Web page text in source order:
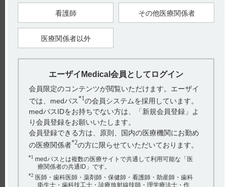
インタビューフォームの項目別副作用発現頻度及び臨床検査値
異常には、以下の記載があります。
■項目別副作用発現頻度及び臨床検査値異常一覧（引用2）
総症例4,273例中、194例（4.54％）の副作用が報告された。主
な副作用は薬疹63件（1.47％）、悪心・嘔気42件（0.98％）、
胸やけ13件（0.3％）、腹部膨満感12件（0.28％）であった。
本剤に起因すると思われる臨床検査値への変動は認められなか
【引用】
1）コスパノン錠40mg・80mg コスパノンカプセル40mg 電子添
文 2023年9月改訂（第1版） 11..副作用
2）コスパノン錠40mg・80mg コスパノンカプセル40mg インタ
ビューフォーム 2024年2月改訂（第9版） VIII．安全性
（使用上の注意等）に関する項目 8.副作用
2024年10月
看護師 その他医療関係者
医療関係者以外
エーザイMedical会員としてログイン
会員限定のコンテンツが閲覧いただけます。エーザイ
では、medパス*1の会員システムを採用しています。
medパスIDをお持ちでない方は、「新規会員登録」よ
り会員登録をお願いいたします。
会員登録できる方は、原則、国内の医療機関にお勤め
の医療関係者*2の方に限らせていただいております。
*1 medパスとは複数の医療サイトで共通して利用可能な「医
療関係者の共通ID」です。
*2 医師・歯科医師・薬剤師・保健師・看護師・助産師・歯科
衛生士・歯科技工士・診療放射線技師・理学療法士・作